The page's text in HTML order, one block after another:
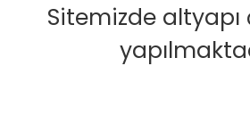
Sitemizde altyapı